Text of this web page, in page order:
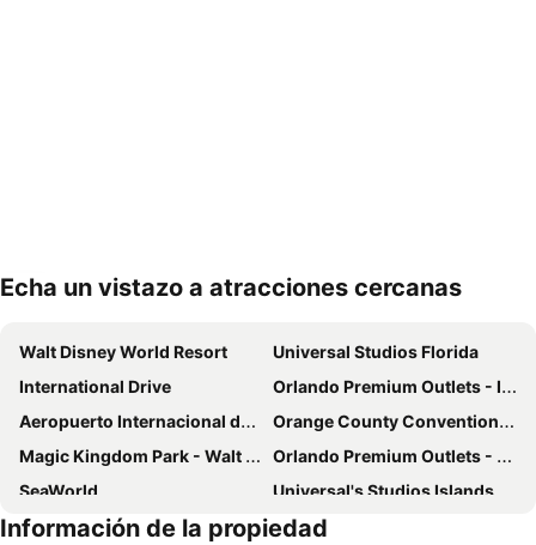
Echa un vistazo a atracciones cercanas
Walt Disney World Resort
Universal Studios Florida
International Drive
Orlando Premium Outlets - International Drive
Aeropuerto Internacional de Orlando
Orange County Convention Center
Magic Kingdom Park - Walt Disney World Resort
Orlando Premium Outlets - Vineland Ave
SeaWorld
Universal's Studios Islands of Adventure
Universal CityWalk
The Florida Mall
Información de la propiedad